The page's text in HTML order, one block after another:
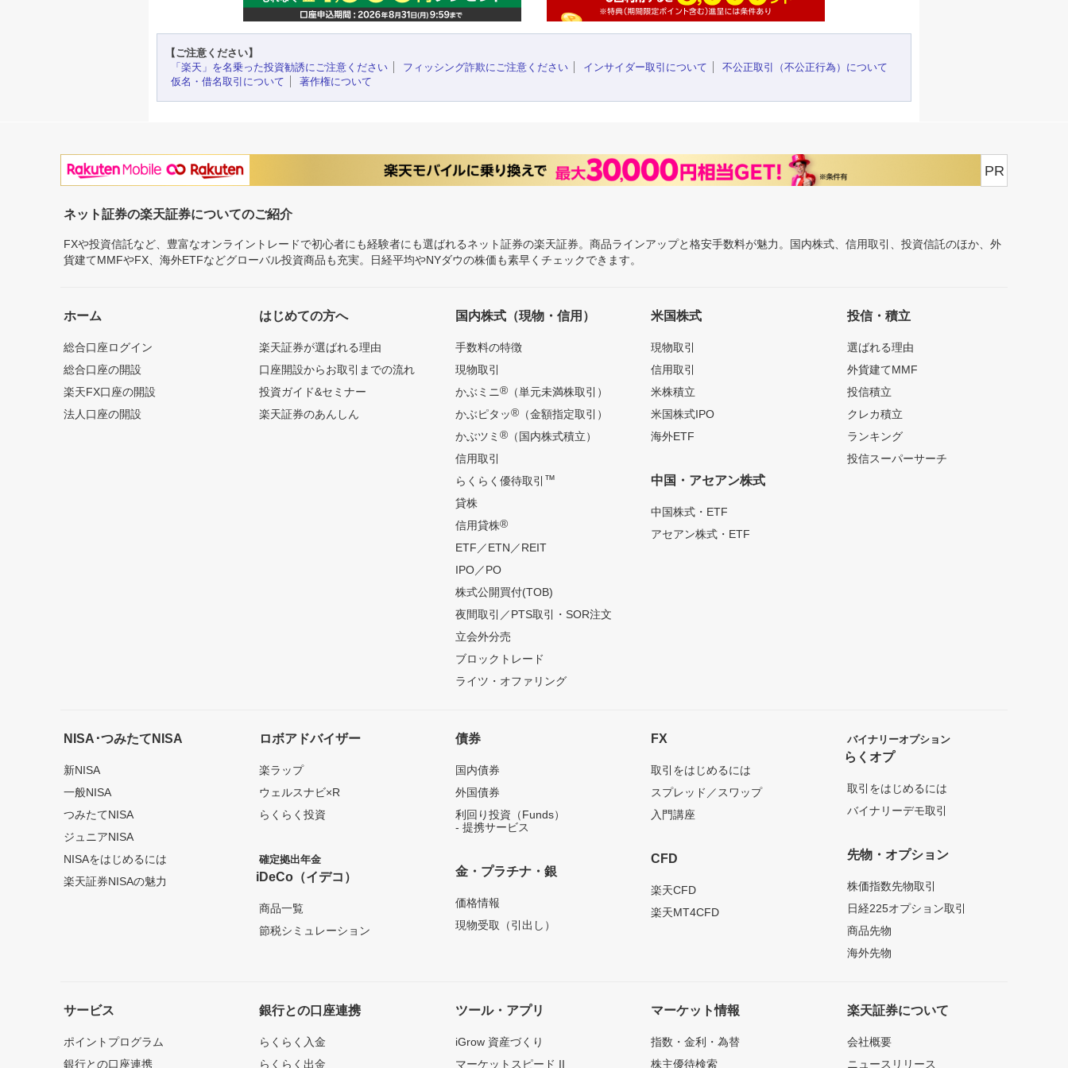
【ご注意ください】
「楽天」を名乗った投資勧誘にご注意ください
フィッシング詐欺にご注意ください インサイダー取引について
不公正取引（不公正行為）について
仮名・借名取引について
著作権について
PR
ネット証券の楽天証券についてのご紹介
FXや投資信託など、豊富なオンライントレードで初心者にも経験者にも選ばれるネット証券の楽天証券。商品ラインアップと格安手数料が魅力。国内株式、信用取引、投資信託のほか、外
貨建てMMFやFX、海外ETFなどグローバル投資商品も充実。日経平均やNYダウの株価も素早くチェックできます。
ホーム
総合口座ログイン
総合口座の開設
楽天FX口座の開設
法人口座の開設
はじめての方へ
楽天証券が選ばれる理由
口座開設からお取引までの流れ
投資ガイド&セミナー
楽天証券のあんしん
国内株式（現物・信用）
手数料の特徴
現物取引
かぶミニ®（単元未満株取引）
かぶピタッ®（金額指定取引）
かぶツミ ®（国内株式積立）
信用取引
らくらく優待取引 ™
貸株
信用貸株®
ETF／ETN／REIT
IPO／PO
株式公開買付(TOB)
夜間取引／PTS取引・SOR注文
立会外分売
ブロックトレード
ライツ・オファリング
米国株式
現物取引
信用取引
米株積立
米国株式IPO
海外ETF
中国・アセアン株式
中国株式・ETF
アセアン株式・ETF
投信・積立
選ばれる理由
外貨建てMMF
投信積立
クレカ積立
ランキング
投信スーパーサーチ
NISA･つみたてNISA
新NISA
一般NISA
つみたてNISA
ジュニアNISA
NISAをはじめるには
楽天証券NISAの魅力
ロボアドバイザー
楽ラップ
ウェルスナビ×R
らくらく投資
確定拠出年金
iDeCo（イデコ）
商品一覧
節税シミュレーション
債券
国内債券
外国債券
利回り投資（Funds）
- 提携サービス
金・プラチナ・銀
価格情報
現物受取（引出し）
FX
取引をはじめるには
スプレッド／スワップ
入門講座
CFD
楽天CFD
楽天MT4CFD
バイナリーオプション
らくオプ
取引をはじめるには
バイナリーデモ取引
先物・オプション
株価指数先物取引
日経225オプション取引
商品先物
海外先物
サービス
ポイントプログラム
銀行との口座連携
銀行との口座連携
らくらく入金
らくらく出金
ツール・アプリ
iGrow 資産づくり
マーケットスピード II
マーケット情報
指数・金利・為替
株主優待検索
楽天証券について
会社概要
ニュースリリース